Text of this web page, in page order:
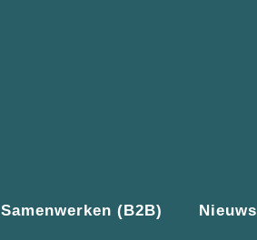
Samenwerken (B2B) Nieuws